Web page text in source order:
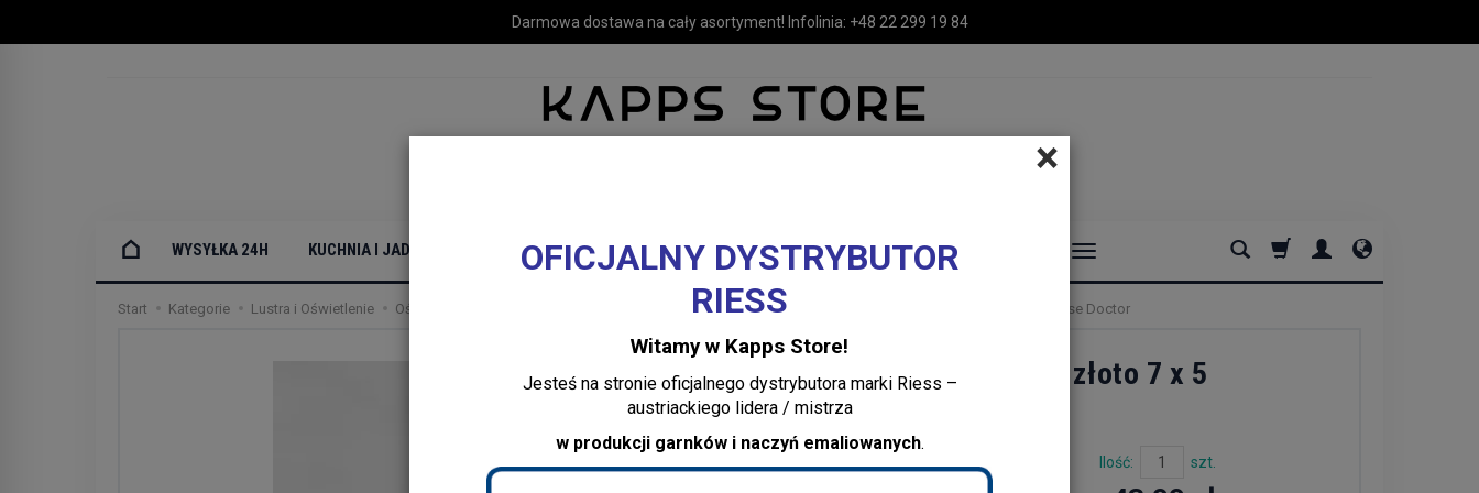
Darmowa dostawa na cały asortyment! Infolinia: +48 22 299 19 84
×
OFICJALNY DYSTRYBUTOR
RIESS
Witamy w Kapps Store!
Jesteś na stronie oficjalnego dystrybutora marki Riess –
austriackiego lidera / mistrza
w produkcji garnków i naczyń emaliowanych.
WYSYŁKA 24H KUCHNIA I JADALNIA MEBLE LUSTRA I OŚWIETLENIE TEKSTYLIA I DEKORACJE DOMOWE
Start Kategorie Lustra i Oświetlenie Oświetlenie Świeczniki Świecznik Anit antyczne złoto 7 x 5 cm House Doctor
Świecznik Anit antyczne złoto 7 x 5
cm House Doctor
Dodaj recenzję:
Ilość: szt.